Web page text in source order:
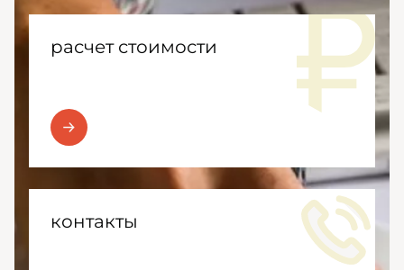
расчет стоимости
контакты